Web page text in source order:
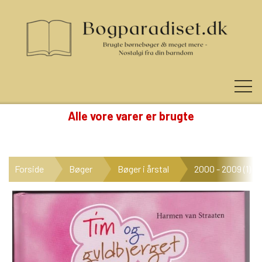
NYHEDER
KATEGORIER
Alle vore varer er brugte
Forside Bøger Bøger i årstal 2000 - 2009 (1)